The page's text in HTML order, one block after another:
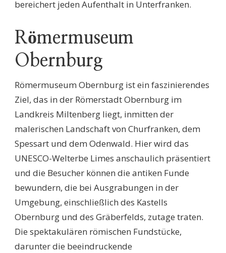
bereichert jeden Aufenthalt in Unterfranken.
Römermuseum
Obernburg
Römermuseum Obernburg ist ein faszinierendes
Ziel, das in der Römerstadt Obernburg im
Landkreis Miltenberg liegt, inmitten der
malerischen Landschaft von Churfranken, dem
Spessart und dem Odenwald. Hier wird das
UNESCO-Welterbe Limes anschaulich präsentiert
und die Besucher können die antiken Funde
bewundern, die bei Ausgrabungen in der
Umgebung, einschließlich des Kastells
Obernburg und des Gräberfelds, zutage traten.
Die spektakulären römischen Fundstücke,
darunter die beeindruckende